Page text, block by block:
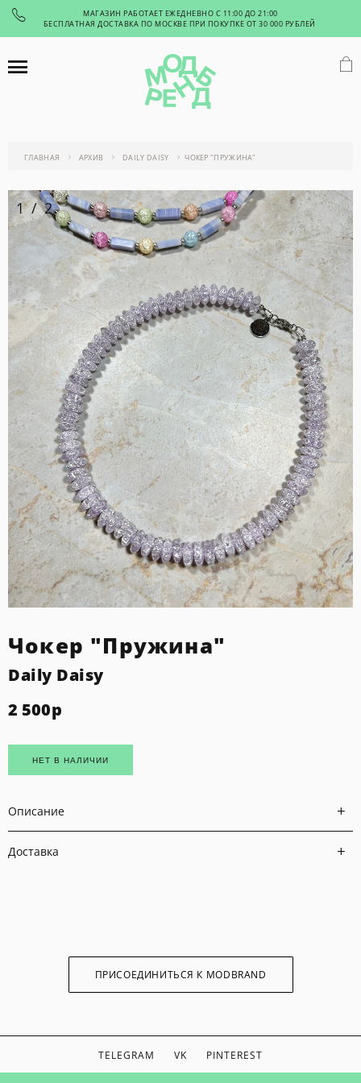
МАГАЗИН РАБОТАЕТ ЕЖЕДНЕВНО С 11:00 ДО 21:00
БЕСПЛАТНАЯ ДОСТАВКА ПО МОСКВЕ ПРИ ПОКУПКЕ ОТ 30 000 РУБЛЕЙ
ГЛАВНАЯ АРХИВ DAILY DAISY ЧОКЕР "ПРУЖИНА"
1/2
Чокер "Пружина"
Daily Daisy
2 500р
НЕТ В НАЛИЧИИ
Описание
Доставка
ПРИСОЕДИНИТЬСЯ К MODBRAND
TELEGRAM VK PINTEREST